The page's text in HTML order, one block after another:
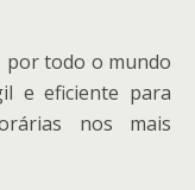
por todo o mundo
e eficiente para
nos mais